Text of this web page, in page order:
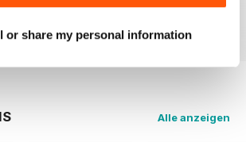
or share my personal information
Überprüft 21 August 2022
Alle anzeigen